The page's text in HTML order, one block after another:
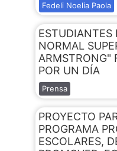
Fedeli Noelia Paola
ESTUDIANTES
NORMAL
ARMSTRONG"
POR UN DÍA
Prensa
PROYECTO
PROGRAMA
ESCOLARES,